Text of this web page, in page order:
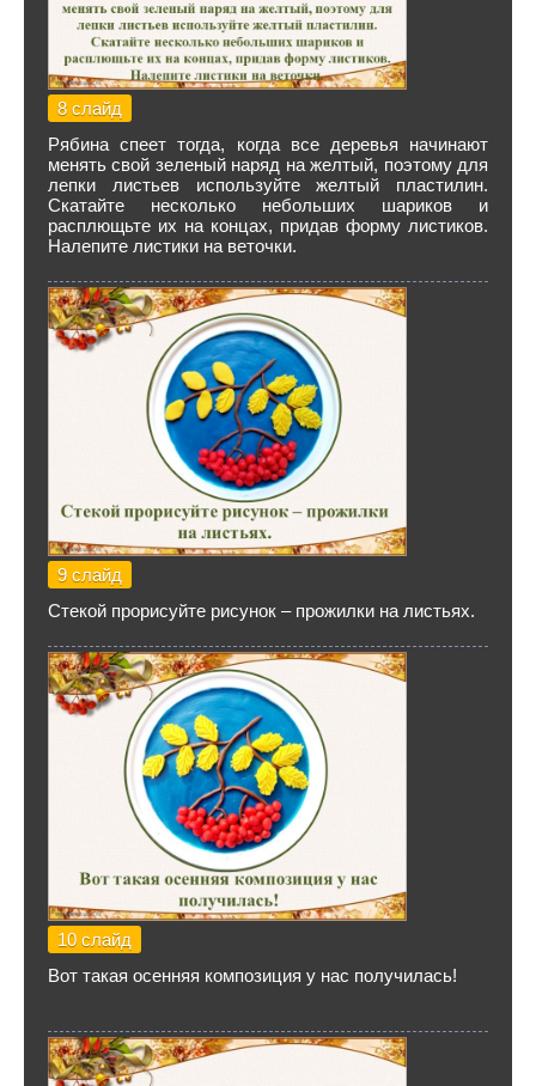
8 слайд
Рябина спеет тогда, когда все деревья начинают
менять свой зеленый наряд на желтый, поэтому для
лепки листьев используйте желтый пластилин.
Скатайте несколько небольших шариков и
расплющьте их на концах, придав форму листиков.
Налепите листики на веточки.
9 слайд
Стекой прорисуйте рисунок – прожилки на листьях.
10 слайд
Вот такая осенняя композиция у нас получилась!